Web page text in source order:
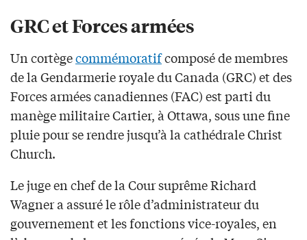
GRC et Forces armées
Un cortègecommémoratifcomposé de membres
de la Gendarmerie royale du Canada (GRC) et des
Forces armées canadiennes (FAC) est parti du
manège militaire Cartier, à Ottawa, sous une fine
pluie pour se rendre jusqu’à la cathédrale Christ
Church.
Le juge en chef de la Cour suprême Richard
Wagner a assuré le rôle d’administrateur du
gouvernement et les fonctions vice-royales, en